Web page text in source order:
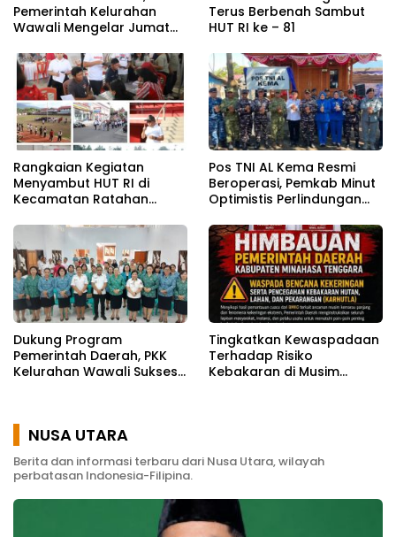
Pemerintah Kelurahan
Wawali Mengelar Jumat
Terus Berbenah Sambut
HUT RI ke – 81
Rangkaian Kegiatan
Menyambut HUT RI di
Kecamatan Ratahan
Pos TNI AL Kema Resmi
Beroperasi, Pemkab Minut
Optimistis Perlindungan
Dukung Program
Pemerintah Daerah, PKK
Kelurahan Wawali Sukses
Tingkatkan Kewaspadaan
Terhadap Risiko
Kebakaran di Musim
NUSA UTARA
Berita dan informasi terbaru dari Nusa Utara, wilayah
perbatasan Indonesia-Filipina.